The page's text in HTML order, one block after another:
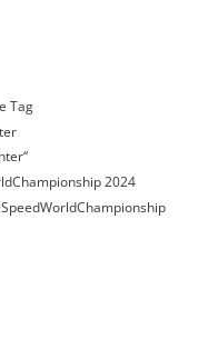
Tag
2024